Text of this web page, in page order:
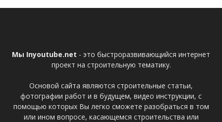
Мы Inyoutube.net - это быстроразвивающийся интернет
проект на строительную тематику.
Основой сайта являются строительные статьи,
фотографии работ и в будущем, видео инструкции, с
помощью которых Вы легко сможете разобраться в том
или ином вопросе, касающемся строительства или